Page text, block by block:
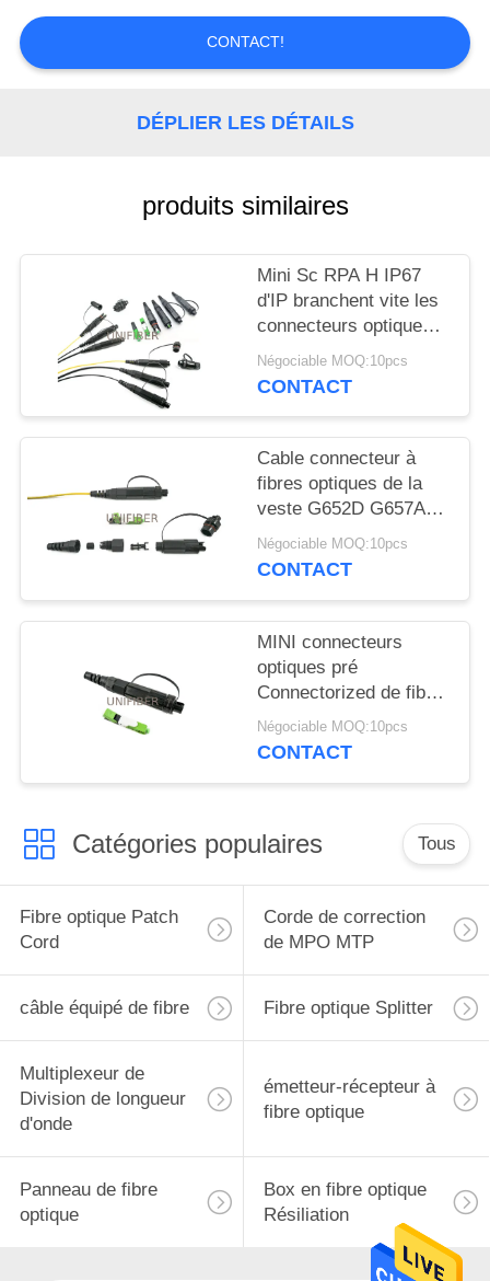
NOUS
SITE
PRIVACY
POLICY
CONTACT!
DÉPLIER LES DÉTAILS
produits similaires
Mini Sc RPA H IP67
d'IP branchent vite les
connecteurs optiques
de fibre
Négociable MOQ:10pcs
CONTACT
Cable connecteur à
fibres optiques de la
veste G652D G657A
de l'adaptateur LSZH
de H
Négociable MOQ:10pcs
CONTACT
MINI connecteurs
optiques pré
Connectorized de fibre
d'avance de correction
de Sc
Négociable MOQ:10pcs
CONTACT
Catégories populaires Tous
Fibre optique Patch
Cord
Corde de correction
de MPO MTP
câble équipé de fibre Fibre optique Splitter
Multiplexeur de
Division de longueur
d'onde
émetteur-récepteur à
fibre optique
Panneau de fibre
optique
Box en fibre optique
Résiliation